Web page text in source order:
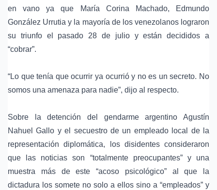
en vano ya que María Corina Machado, Edmundo
González Urrutia y la mayoría de los venezolanos lograron
su triunfo el pasado 28 de julio y están decididos a
“cobrar”.
“Lo que tenía que ocurrir ya ocurrió y no es un secreto. No
somos una amenaza para nadie”, dijo al respecto.
Sobre la detención del gendarme argentino Agustín
Nahuel Gallo y el secuestro de un empleado local de la
representación diplomática, los disidentes consideraron
que las noticias son “totalmente preocupantes” y una
muestra más de este “acoso psicológico” al que la
dictadura los somete no solo a ellos sino a “empleados” y